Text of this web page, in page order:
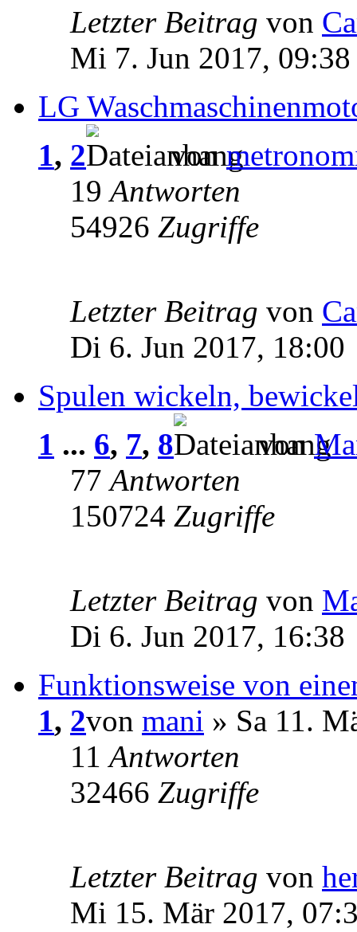
Letzter Beitrag von
Mi 7. Jun 2017, 09:38
LG
1, 2 von
19Antworten
54926 Zugriffe
Letzter Beitrag von
Di 6. Jun 2017, 18:00
Spulen wickeln,
1 ... 6, 7, 8 von
77Antworten
150724 Zugriffe
Letzter Beitrag von
Di 6. Jun 2017, 16:38
Funktionsweise von
1, 2von mani » Sa 11.
11Antworten
32466 Zugriffe
Letzter Beitrag von
Mi 15. Mär 2017,